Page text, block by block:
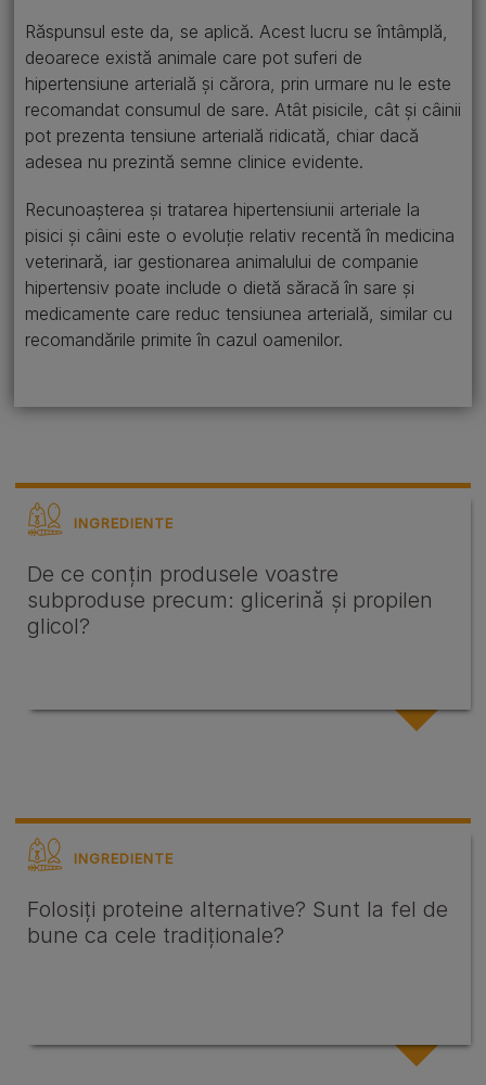
Răspunsul este da, se aplică. Acest lucru se întâmplă,
deoarece există animale care pot suferi de
hipertensiune arterială și cărora, prin urmare nu le este
recomandat consumul de sare. Atât pisicile, cât și câinii
pot prezenta tensiune arterială ridicată, chiar dacă
adesea nu prezintă semne clinice evidente.
Recunoașterea și tratarea hipertensiunii arteriale la
pisici și câini este o evoluție relativ recentă în medicina
veterinară, iar gestionarea animalului de companie
hipertensiv poate include o dietă săracă în sare și
medicamente care reduc tensiunea arterială, similar cu
recomandările primite în cazul oamenilor.
INGREDIENTE
De ce conțin produsele voastre
subproduse precum: glicerină și propilen
glicol?
INGREDIENTE
Folosiți proteine alternative? Sunt la fel de
bune ca cele tradiționale?